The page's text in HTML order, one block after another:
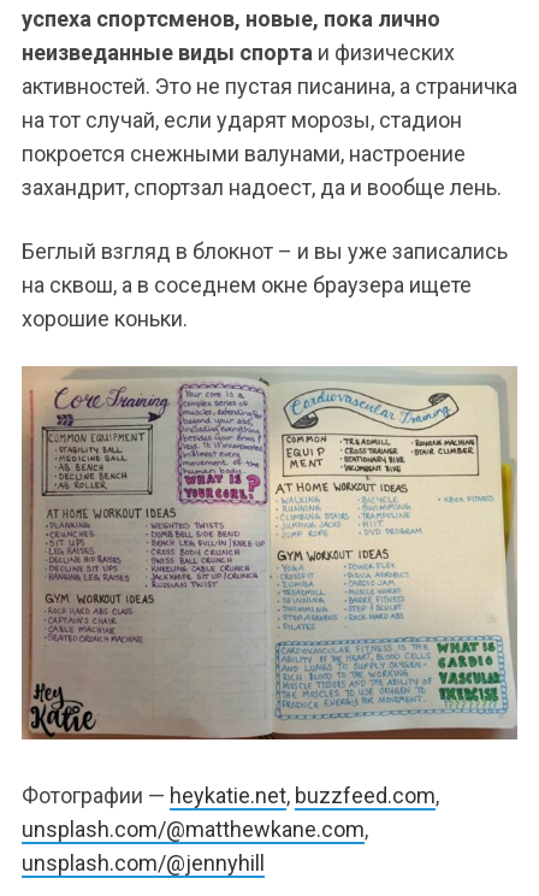
успеха спортсменов, новые, пока лично
неизведанные виды спортаи физических
активностей. Это не пустая писанина, а страничка
на тот случай, если ударят морозы, стадион
покроется снежными валунами, настроение
захандрит, спортзал надоест, да и вообще лень.
Беглый взгляд в блокнот – и вы уже записались
на сквош, а в соседнем окне браузера ищете
хорошие коньки.
Фотографии — heykatie.net, buzzfeed.com,
unsplash.com/@matthewkane.com,
unsplash.com/@jennyhill